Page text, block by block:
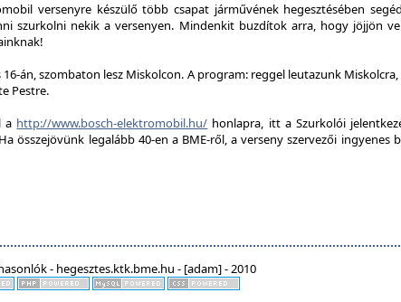
versenyre készülő több csapat járművének hegesztésében
szurkolni nekik a versenyen. Mindenkit buzdítok arra, hogy jöjjön
16-án, szombaton lesz Miskolcon. A program: reggel leutazunk
Pestre.
a http://www.bosch-elektromobil.hu/ honlapra, itt a Szurkolói
összejövünk legalább 40-en a BME-ről, a verseny szervezői ingyenes
- hegesztes.ktk.bme.hu - [adam] - 2010